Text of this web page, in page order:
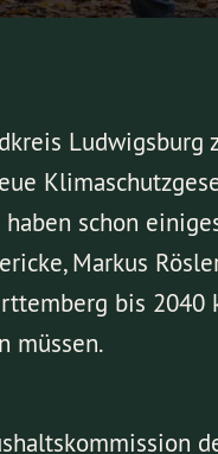
Ludwigsburg
schon
Markus
bis
müssen.